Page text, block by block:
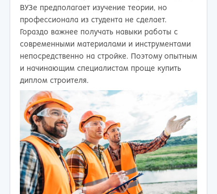
ВУЗе предполагает изучение теории, но
профессионала из студента не сделает.
Гораздо важнее получать навыки работы с
современными материалами и инструментами
непосредственно на стройке. Поэтому опытным
и начинающим специалистам проще купить
диплом строителя.